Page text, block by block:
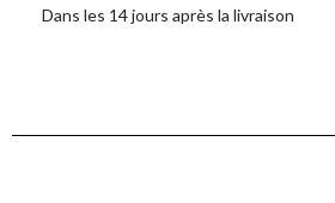
Dans les 14 jours après la livraison